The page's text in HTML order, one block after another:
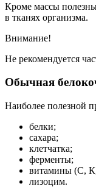
Кроме массы
в тканях организма.
Внимание!
Не рекомендуется
Обычная
Наиболее полезной
белки;
сахара;
клетчатка;
ферменты;
витамины (С,
лизоцим.